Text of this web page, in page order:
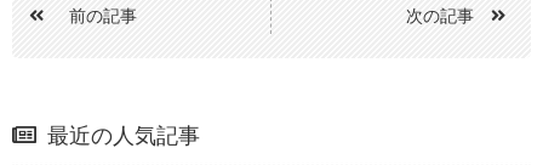
前の記事 次の記事
最近の人気記事